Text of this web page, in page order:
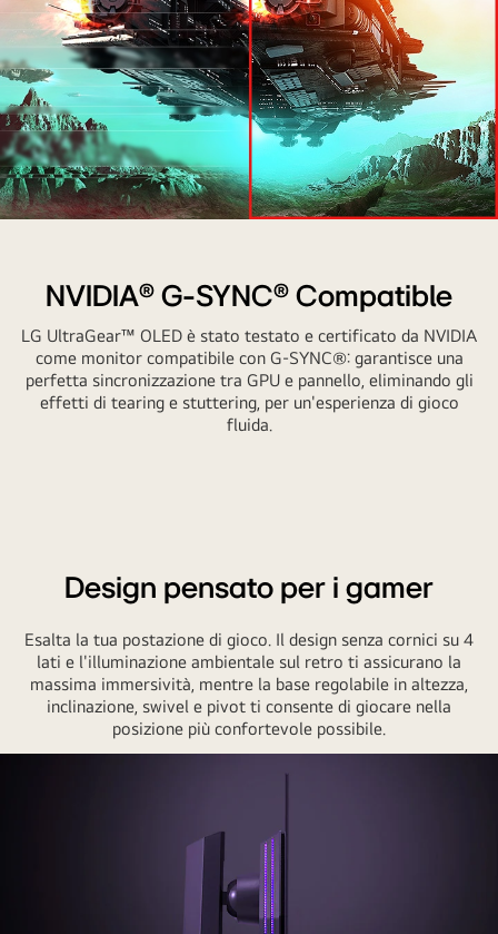
un'esperienza
gioco
sempre
NVIDIA® G-SYNC® Compatible
LG UltraGear™ OLED è stato testato e certificato da NVIDIA
come monitor compatibile con G-SYNC®: garantisce una
perfetta sincronizzazione tra GPU e pannello, eliminando gli
effetti di tearing e stuttering, per un'esperienza di gioco
fluida.
Design pensato per i gamer
Esalta la tua postazione di gioco. Il design senza cornici su 4
lati e l'illuminazione ambientale sul retro ti assicurano la
massima immersività, mentre la base regolabile in altezza,
inclinazione, swivel e pivot ti consente di giocare nella
posizione più confortevole possibile.